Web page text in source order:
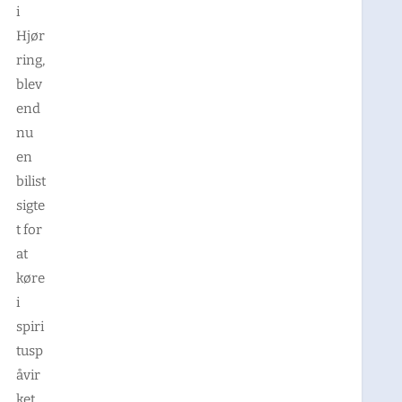
i
Hjør
ring,
blev
end
nu
en
bilist
sigte
t for
at
køre
i
spiri
tusp
åvir